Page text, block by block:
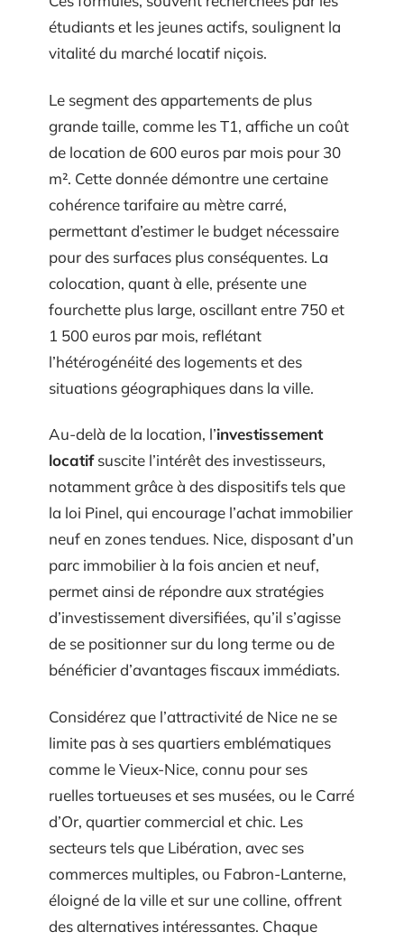
étudiants et les jeunes actifs, soulignent la
vitalité du marché locatif niçois.
Le segment des appartements de plus
grande taille, comme les T1, affiche un coût
de location de 600 euros par mois pour 30
m². Cette donnée démontre une certaine
cohérence tarifaire au mètre carré,
permettant d’estimer le budget nécessaire
pour des surfaces plus conséquentes. La
colocation, quant à elle, présente une
fourchette plus large, oscillant entre 750 et
1 500 euros par mois, reflétant
l’hétérogénéité des logements et des
situations géographiques dans la ville.
Au-delà de la location, l’investissement
locatifsuscite l’intérêt des investisseurs,
notamment grâce à des dispositifs tels que
la loi Pinel, qui encourage l’achat immobilier
neuf en zones tendues. Nice, disposant d’un
parc immobilier à la fois ancien et neuf,
permet ainsi de répondre aux stratégies
d’investissement diversifiées, qu’il s’agisse
de se positionner sur du long terme ou de
bénéficier d’avantages fiscaux immédiats.
Considérez que l’attractivité de Nice ne se
limite pas à ses quartiers emblématiques
comme le Vieux-Nice, connu pour ses
ruelles tortueuses et ses musées, ou le Carré
d’Or, quartier commercial et chic. Les
secteurs tels que Libération, avec ses
commerces multiples, ou Fabron-Lanterne,
éloigné de la ville et sur une colline, offrent
des alternatives intéressantes. Chaque